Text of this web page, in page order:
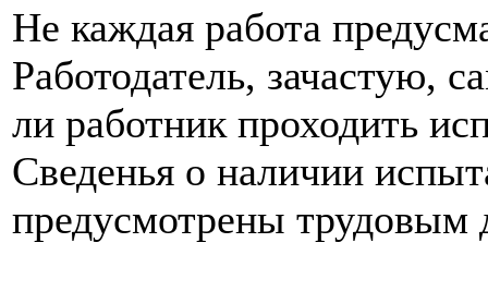
Не каждая работа
Работодатель, зачастую,
ли работник проходить
Сведенья о наличии
предусмотрены трудовым